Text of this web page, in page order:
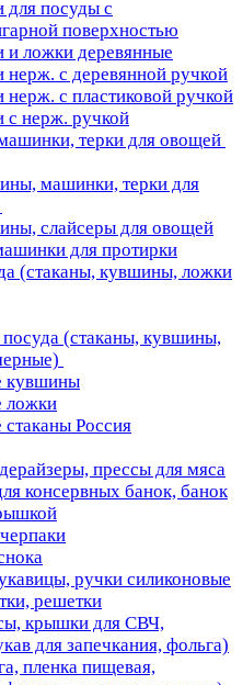
для посуды с
поверхностью
и ложки деревянные
нерж. с деревянной ручкой
нерж. с пластиковой ручкой
с нерж. ручкой
терки для овощей
машинки, терки для
слайсеры для овощей
для протирки
(стаканы, кувшины, ложки
(стаканы, кувшины,
кувшины
ложки
Россия
прессы для мяса
консервных банок, банок
ручки силиконовые
решетки
крышки для СВЧ,
для запечкания, фольга)
пленка пищевая,